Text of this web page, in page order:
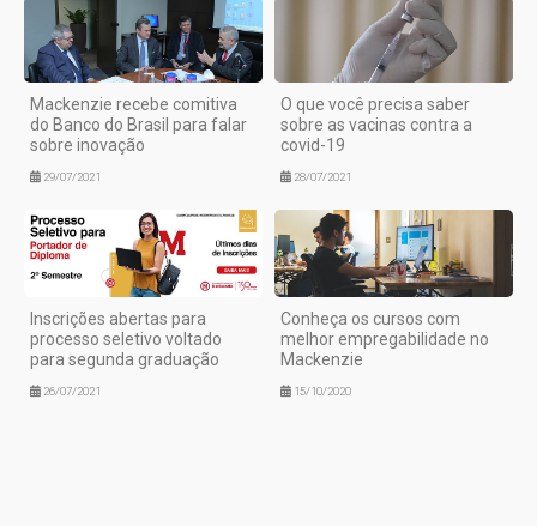
Mackenzie recebe comitiva
do Banco do Brasil para falar
sobre inovação
29/07/2021
O que você precisa saber
sobre as vacinas contra a
covid-19
28/07/2021
Inscrições abertas para
processo seletivo voltado
para segunda graduação
26/07/2021
Conheça os cursos com
melhor empregabilidade no
Mackenzie
15/10/2020